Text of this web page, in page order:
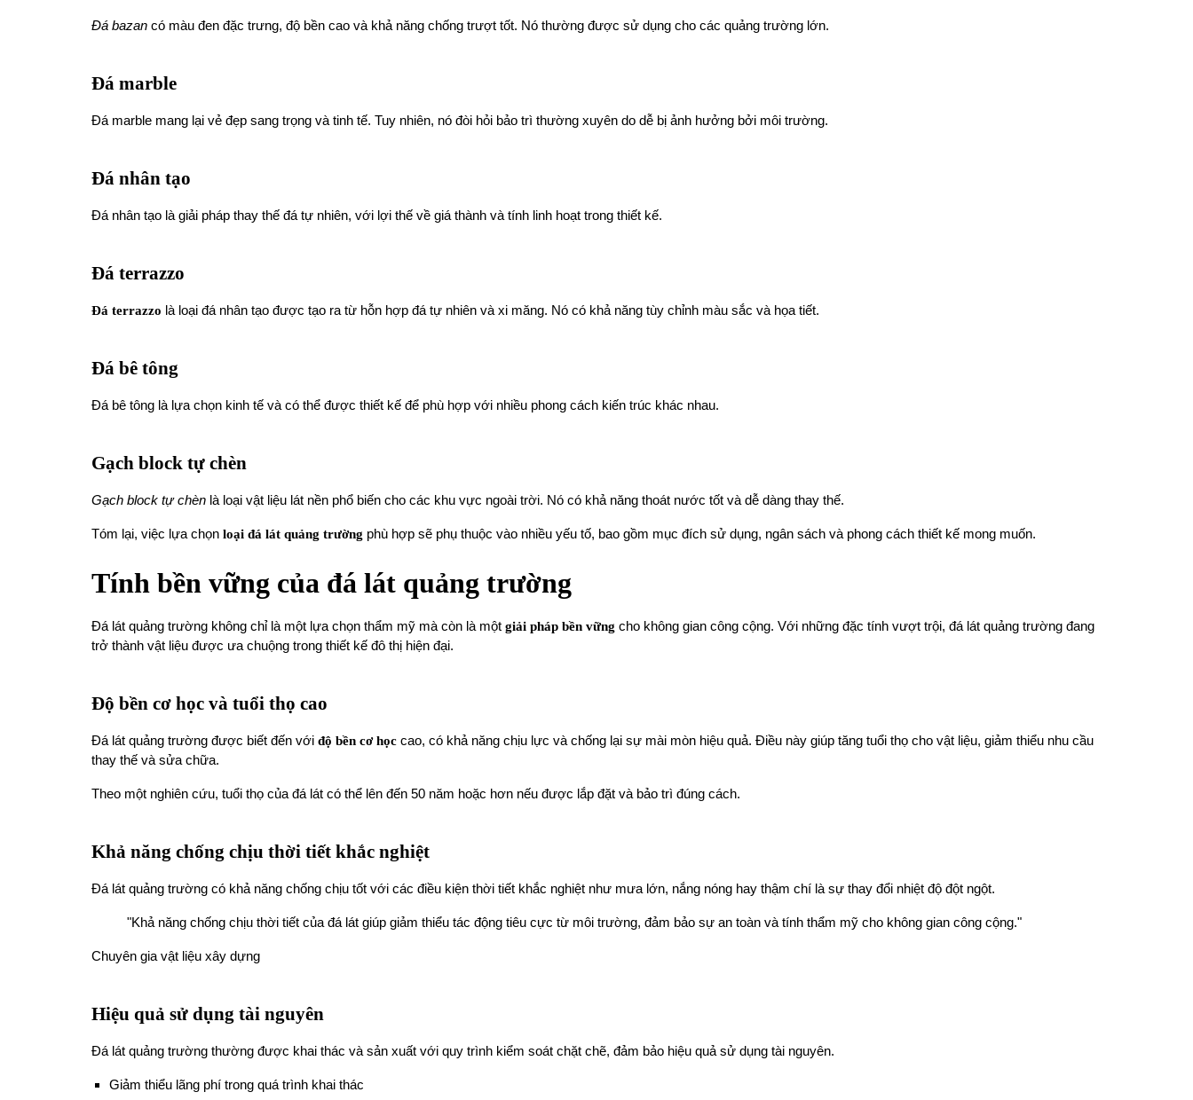
Đá bazancó màu đen đặc trưng, độ bền cao và khả năng chống trượt tốt. Nó thường được sử dụng cho các quảng trường lớn.
Đá marble
Đá marble mang lại vẻ đẹp sang trọng và tinh tế. Tuy nhiên, nó đòi hỏi bảo trì thường xuyên do dễ bị ảnh hưởng bởi môi trường.
Đá nhân tạo
Đá nhân tạo là giải pháp thay thế đá tự nhiên, với lợi thế về giá thành và tính linh hoạt trong thiết kế.
Đá terrazzo
Đá terrazzo là loại đá nhân tạo được tạo ra từ hỗn hợp đá tự nhiên và xi măng. Nó có khả năng tùy chỉnh màu sắc và họa tiết.
Đá bê tông
Đá bê tông là lựa chọn kinh tế và có thể được thiết kế để phù hợp với nhiều phong cách kiến trúc khác nhau.
Gạch block tự chèn
Gạch block tự chènlà loại vật liệu lát nền phổ biến cho các khu vực ngoài trời. Nó có khả năng thoát nước tốt và dễ dàng thay thế.
Tóm lại, việc lựa chọn loại đá lát quảng trường phù hợp sẽ phụ thuộc vào nhiều yếu tố, bao gồm mục đích sử dụng, ngân sách và phong cách thiết kế mong muốn.
Tính bền vững của đá lát quảng trường
Đá lát quảng trường không chỉ là một lựa chọn thẩm mỹ mà còn là một giải pháp bền vững cho không gian công cộng. Với những đặc tính vượt trội, đá lát quảng trường đang
trở thành vật liệu được ưa chuộng trong thiết kế đô thị hiện đại.
Độ bền cơ học và tuổi thọ cao
Đá lát quảng trường được biết đến với độ bền cơ họccao, có khả năng chịu lực và chống lại sự mài mòn hiệu quả. Điều này giúp tăng tuổi thọ cho vật liệu, giảm thiểu nhu cầu
thay thế và sửa chữa.
Theo một nghiên cứu, tuổi thọ của đá lát có thể lên đến 50 năm hoặc hơn nếu được lắp đặt và bảo trì đúng cách.
Khả năng chống chịu thời tiết khắc nghiệt
Đá lát quảng trường có khả năng chống chịu tốt với các điều kiện thời tiết khắc nghiệt như mưa lớn, nắng nóng hay thậm chí là sự thay đổi nhiệt độ đột ngột.
"Khả năng chống chịu thời tiết của đá lát giúp giảm thiểu tác động tiêu cực từ môi trường, đảm bảo sự an toàn và tính thẩm mỹ cho không gian công cộng."
Chuyên gia vật liệu xây dựng
Hiệu quả sử dụng tài nguyên
Đá lát quảng trường thường được khai thác và sản xuất với quy trình kiểm soát chặt chẽ, đảm bảo hiệu quả sử dụng tài nguyên.
Giảm thiểu lãng phí trong quá trình khai thác